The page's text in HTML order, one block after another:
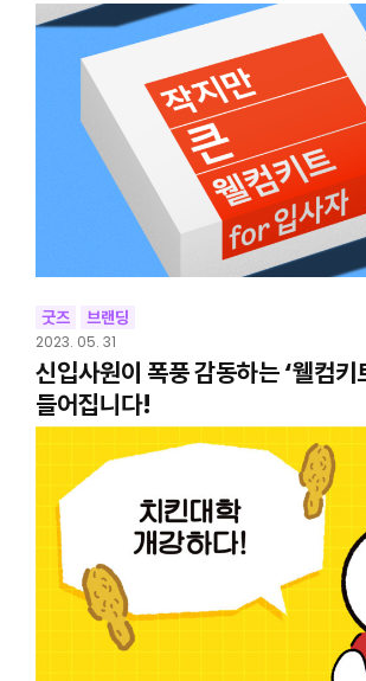
굿즈 브랜딩
2023. 05. 31
신입사원이 폭풍 감동하는 ‘웰컴키
들어집니다!